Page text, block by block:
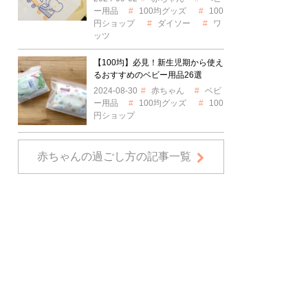
ー用品
100均グッズ
100
円ショップ
ダイソー
ワ
ッツ
【100均】必見！新生児期から使え
るおすすめのベビー用品26選
2024-08-30
赤ちゃん
ベビ
ー用品
100均グッズ
100
円ショップ
赤ちゃんの過ごし方の記事一覧